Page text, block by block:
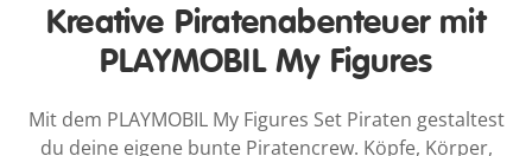
Kreative Piratenabenteuer mit
PLAYMOBIL My Figures
Mit dem PLAYMOBIL My Figures Set Piraten gestaltest
du deine eigene bunte Piratencrew. Köpfe, Körper,